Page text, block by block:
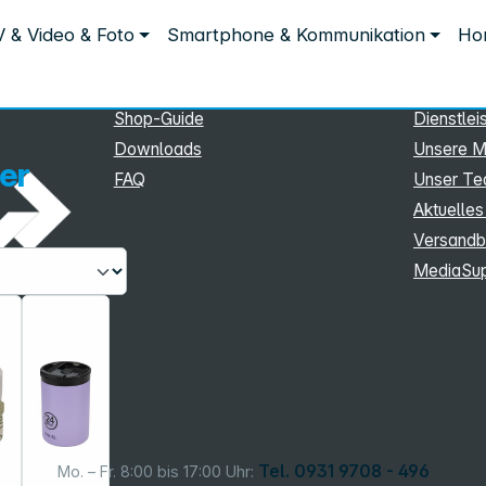
Mo. – Fr. 8:00 bis 17:00 Uhr: Tel. 0931 9708 - 496
& Video & Foto Smartphone & Kommunikation
Shop-Guide
Downloads
FAQ
Unsere
Unser